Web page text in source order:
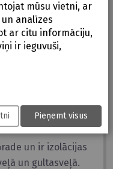
5% elastāns
3-6 mēnešiem
un ir izolācijas
un gultasveļā.
mūsu vietni, ar
analīzes
ar citu informāciju,
ir ieguvuši,
Pieņemt visus